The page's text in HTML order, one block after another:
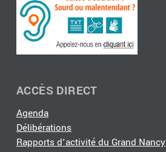
ACCÈS DIRECT
Agenda
Délibérations
Rapports d'activité du Grand Nancy